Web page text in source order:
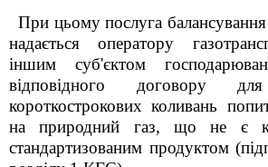
При цьому послуга
надається оператору
іншим суб'єктом
відповідного договору
короткострокових коливань
на природний газ, що не є
стандартизованим продуктом